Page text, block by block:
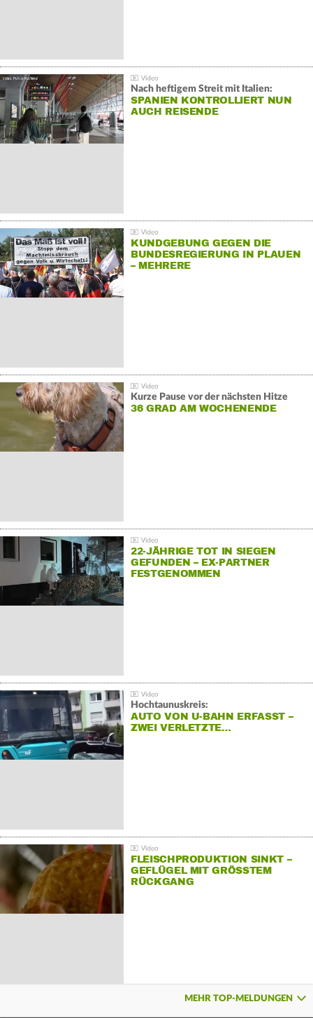
Nach heftigem Streit mit Italien:
SPANIEN KONTROLLIERT NUN
AUCH REISENDE
KUNDGEBUNG GEGEN DIE
BUNDESREGIERUNG IN PLAUEN
– MEHRERE
Kurze Pause vor der nächsten Hitze
36 GRAD AM WOCHENENDE
22-JÄHRIGE TOT IN SIEGEN
GEFUNDEN – EX-PARTNER
FESTGENOMMEN
Hochtaunuskreis:
AUTO VON U-BAHN ERFASST –
ZWEI VERLETZTE…
FLEISCHPRODUKTION SINKT –
GEFLÜGEL MIT GRÖSSTEM R
ÜCKGANG
MEHR TOP-MELDUNGEN